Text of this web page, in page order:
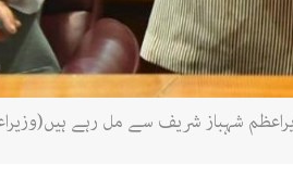
شہباز شریف سے مل رہے